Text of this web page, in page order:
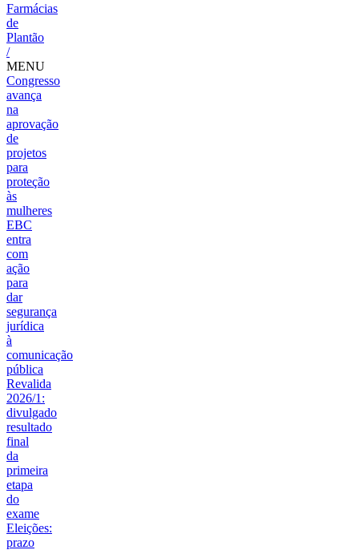
Farmácias
de
Plantão
/
MENU
Congresso
avança
na
aprovação
de
projetos
para
proteção
às
mulheres
EBC
entra
com
ação
para
dar
segurança
jurídica
à
comunicação
pública
Revalida
2026/1:
divulgado
resultado
final
da
primeira
etapa
do
exame
Eleições:
prazo